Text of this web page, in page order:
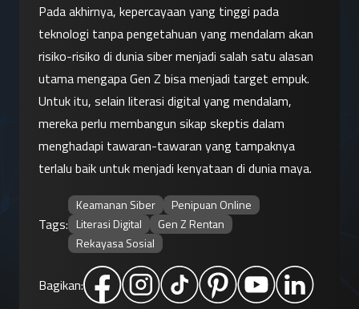
Pada akhirnya, kepercayaan yang tinggi pada
teknologi tanpa pengetahuan yang mendalam akan
risiko-risiko di dunia siber menjadi salah satu alasan
utama mengapa Gen Z bisa menjadi target empuk.
Untuk itu, selain literasi digital yang mendalam,
mereka perlu membangun sikap skeptis dalam
menghadapi tawaran-tawaran yang tampaknya
terlalu baik untuk menjadi kenyataan di dunia maya.
Tags:
Keamanan Siber
Penipuan Online
Literasi Digital
Gen Z Rentan
Rekayasa Sosial
Bagikan: